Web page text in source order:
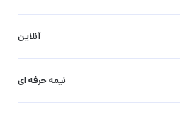
آنلاین
نیمه حرفه ای